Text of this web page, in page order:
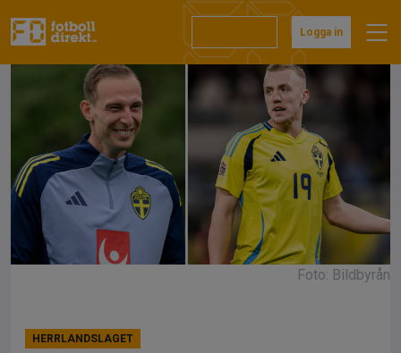
till
Logga in
Foto: Bildbyrån
HERRLANDSLAGET